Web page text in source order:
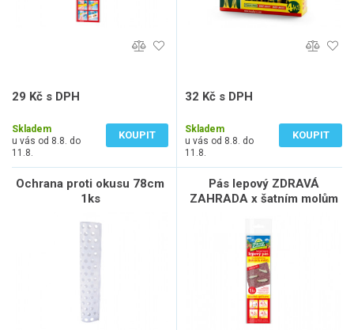
29 Kč s DPH
Skladem
u vás od 8.8. do
11.8.
KOUPIT
32 Kč s DPH
Skladem
u vás od 8.8. do
11.8.
KOUPIT
Ochrana proti okusu 78cm
1ks
Pás lepový ZDRAVÁ
ZAHRADA x šatním molům